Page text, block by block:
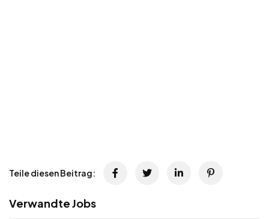
Teile diesen Beitrag:
Verwandte Jobs